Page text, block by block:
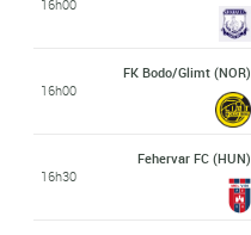
16h00
16h00
FK Bodo/Glimt (NOR)
16h30
Fehervar FC (HUN)